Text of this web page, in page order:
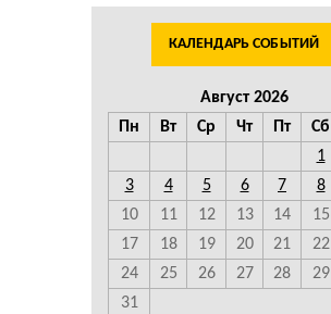
КАЛЕНДАРЬ СОБЫТИЙ
Август 2026
Пн
Вт Ср Чт Пт Сб
1
3
4 5 6 7 8
10
11 12 13 14 15
17
18 19 20 21 22
24
25 26 27 28 29
31